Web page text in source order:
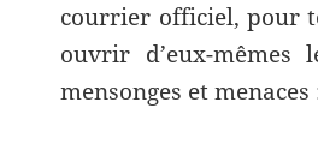
courrier officiel, pour
ouvrir d’eux-mêmes
mensonges et menaces